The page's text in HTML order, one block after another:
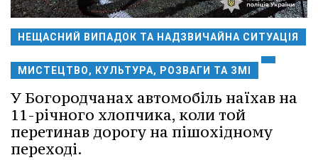
НЕЩАСНИЙ ВИПАДОК ТА НАДЗВИЧАЙНА СИТУАЦІЯ
МИСТЕЦТВО, КУЛЬТУРА, РОЗВАГИ ТА ЗМІ
У Богородчанах автомобіль наїхав на
11-річного хлопчика, коли той
перетинав дорогу на пішохідному
переході.